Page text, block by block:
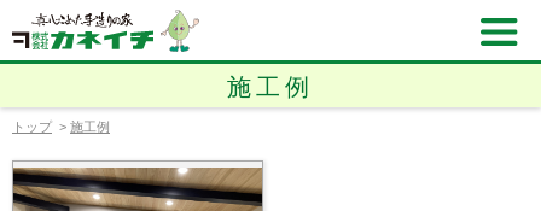
施工例
トップ > 施工例